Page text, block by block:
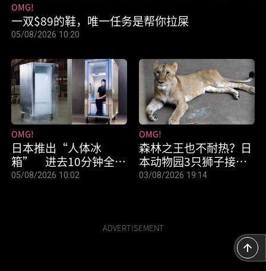
一双$89的鞋，唯一任务是帮你拉屎
OMG!
05/08/2026 10:20
日本推出“人体冰
箱” 进去10分钟全身
凉透
OMG!
05/08/2026 10:02
森林之王也不耐热？日
本动物园3只狮子接连
热死
OMG!
03/08/2026 19:14
ADVERTISEMENT